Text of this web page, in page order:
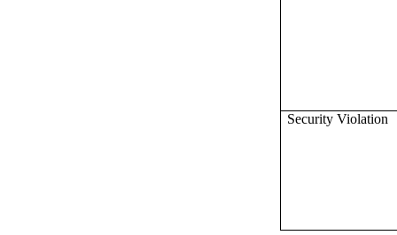
Security Violation